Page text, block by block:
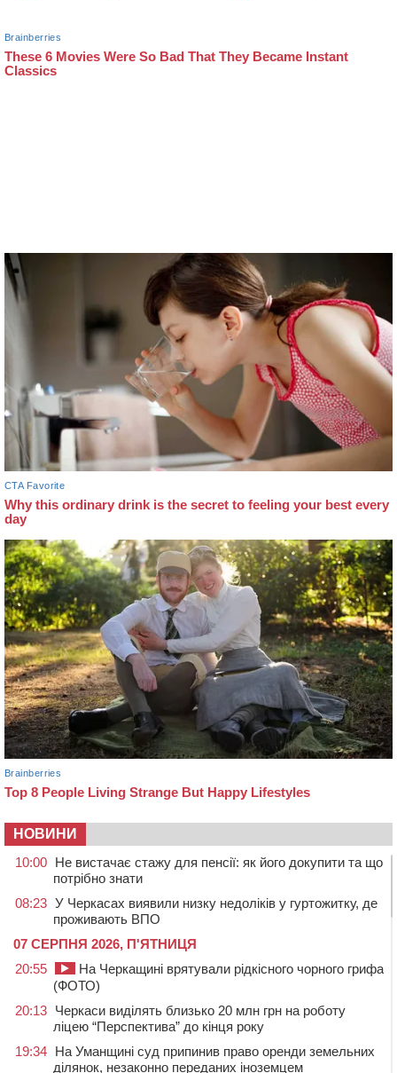
НОВИНИ
10:00 Не вистачає стажу для пенсії: як його докупити та що
потрібно знати
08:23 У Черкасах виявили низку недоліків у гуртожитку, де
проживають ВПО
07 СЕРПНЯ 2026, П'ЯТНИЦЯ
20:55
На Черкащині врятували рідкісного чорного грифа
(ФОТО)
20:13 Черкаси виділять близько 20 млн грн на роботу
ліцею “Перспектива” до кінця року
19:34 На Уманщині суд припинив право оренди земельних
ділянок, незаконно переданих іноземцем